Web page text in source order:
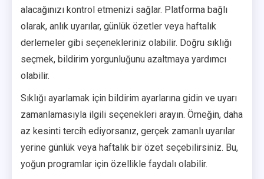
alacağınızı kontrol etmenizi sağlar. Platforma bağlı
olarak, anlık uyarılar, günlük özetler veya haftalık
derlemeler gibi seçenekleriniz olabilir. Doğru sıklığı
seçmek, bildirim yorgunluğunu azaltmaya yardımcı
olabilir.
Sıklığı ayarlamak için bildirim ayarlarına gidin ve uyarı
zamanlamasıyla ilgili seçenekleri arayın. Örneğin, daha
az kesinti tercih ediyorsanız, gerçek zamanlı uyarılar
yerine günlük veya haftalık bir özet seçebilirsiniz. Bu,
yoğun programlar için özellikle faydalı olabilir.